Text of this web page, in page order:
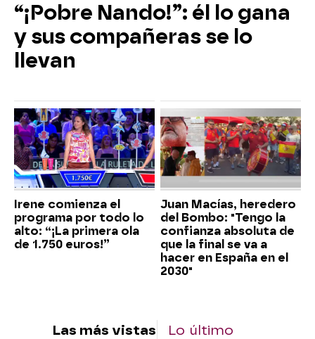
“¡Pobre Nando!”: él lo gana
y sus compañeras se lo
llevan
Irene comienza el
programa por todo lo
alto: “¡La primera ola
de 1.750 euros!”
Juan Macías, heredero
del Bombo: "Tengo la
confianza absoluta de
que la final se va a
hacer en España en el
2030"
Las más vistas Lo último